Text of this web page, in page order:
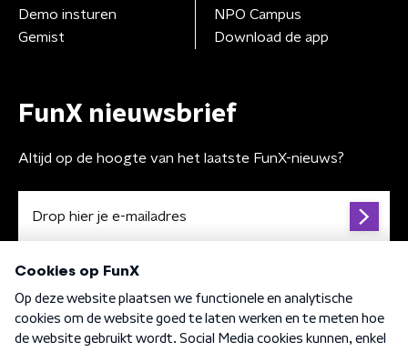
Demo insturen
Gemist
NPO Campus
Download de app
FunX nieuwsbrief
Altijd op de hoogte van het laatste FunX-nieuws?